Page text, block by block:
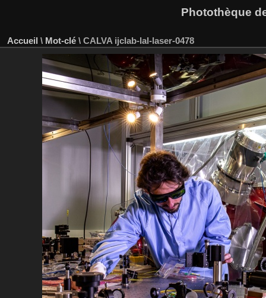
Photothèque
Accueil \ Mot-clé \ CALVA ijclab-lal-laser-0478